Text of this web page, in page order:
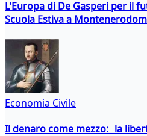
L'Europa di De Gasperi per il
Scuola Estiva a
Economia Civile
Il denaro come mezzo: la